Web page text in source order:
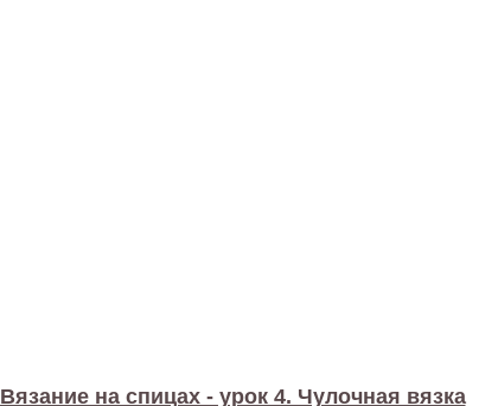
Вязание на спицах - урок 4. Чулочная вязка